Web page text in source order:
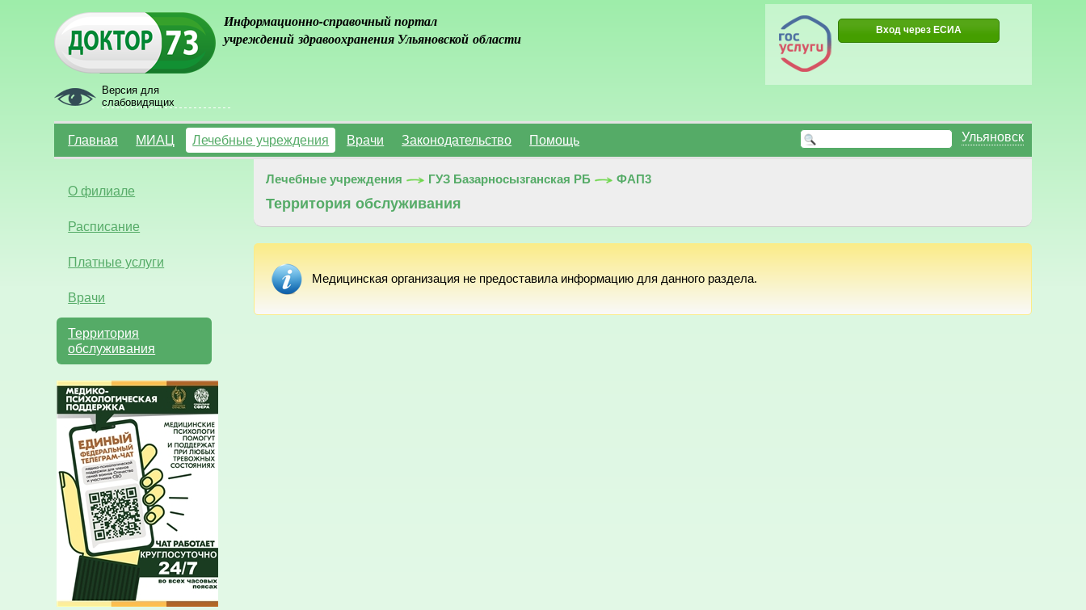
Версия для
слабовидящих
Информационно-справочный портал
учреждений здравоохранения Ульяновской области
Вход через ЕСИА
Ульяновск
Главная МИАЦ Лечебные учреждения Врачи Законодательство Помощь
О филиале
Расписание
Платные услуги
Врачи
Территория
обслуживания
Лечебные учреждения ГУЗ Базарносызганская РБ ФАП3
Территория обслуживания
Медицинская организация не предоставила информацию для данного раздела.